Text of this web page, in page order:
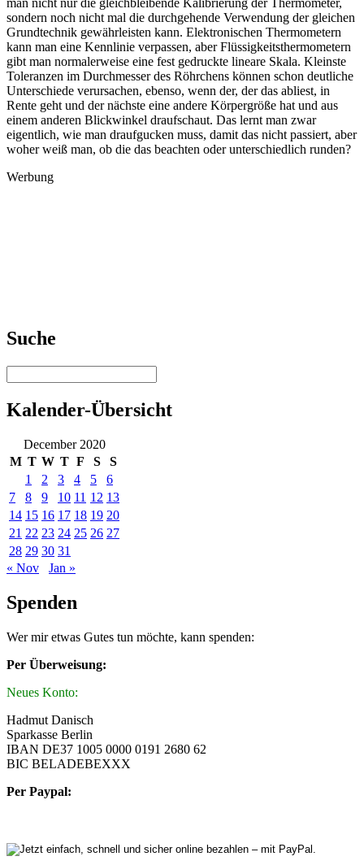
man nicht nur die gleichbleibende Kalibrierung der Thermometer,
sondern noch nicht mal die durchgehende Verwendung der gleichen
Grundtechnik gewährleisten kann. Elektronischen Thermometern
kann man eine Kennlinie verpassen, aber Flüssigkeitsthermometern
gibt man normalerweise eine fest gedruckte lineare Skala. Kleinste
Toleranzen im Durchmesser des Röhrchens können schon deutliche
Unterschiede verursachen, ebenso, wenn der, der das abliest, in
Rente geht und der nächste eine andere Körpergröße hat und aus
einem anderen Blickwinkel draufschaut. Das lernt man zwar
eigentlich, wie man draufgucken muss, damit das nicht passiert, aber
woher weiß man, ob die das beachten oder unterschiedlich runden?
Werbung
Suche
Kalender-Übersicht
December 2020
M T W T F S
S
1
2 3 4 5
6
7
8 9 10 11 12 13
14 15 16 17 18 19 20
21 22 23 24 25 26 27
28 29 30 31
« Nov
Jan »
Spenden
Wer mir etwas Gutes tun möchte, kann spenden:
Per Überweisung:
Neues Konto:
Hadmut Danisch
Sparkasse Berlin
IBAN DE37 1005 0000 0191 2680 62
BIC BELADEBEXXX
Per Paypal: